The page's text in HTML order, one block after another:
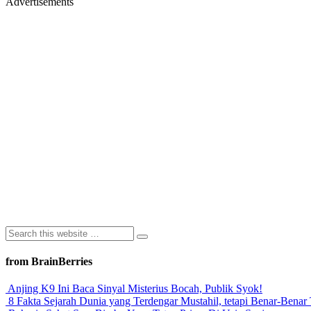
from BrainBerries
Anjing K9 Ini Baca Sinyal Misterius Bocah, Publik Syok!
8 Fakta Sejarah Dunia yang Terdengar Mustahil, tetapi Benar-Benar